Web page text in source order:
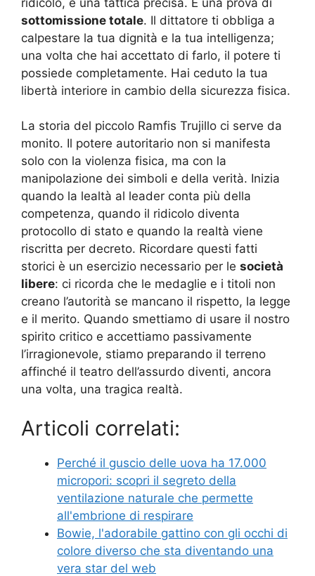
sottomissione totale. Il dittatore ti obbliga a
calpestare la tua dignità e la tua intelligenza;
una volta che hai accettato di farlo, il potere ti
possiede completamente. Hai ceduto la tua
libertà interiore in cambio della sicurezza fisica.
La storia del piccolo Ramfis Trujillo ci serve da
monito. Il potere autoritario non si manifesta
solo con la violenza fisica, ma con la
manipolazione dei simboli e della verità. Inizia
quando la lealtà al leader conta più della
competenza, quando il ridicolo diventa
protocollo di stato e quando la realtà viene
riscritta per decreto. Ricordare questi fatti
storici è un esercizio necessario per le società
libere: ci ricorda che le medaglie e i titoli non
creano l’autorità se mancano il rispetto, la legge
e il merito. Quando smettiamo di usare il nostro
spirito critico e accettiamo passivamente
l’irragionevole, stiamo preparando il terreno
affinché il teatro dell’assurdo diventi, ancora
una volta, una tragica realtà.
Articoli correlati:
Perché il guscio delle uova ha 17.000
micropori: scopri il segreto della
ventilazione naturale che permette
all'embrione di respirare
Bowie, l'adorabile gattino con gli occhi di
colore diverso che sta diventando una
vera star del web